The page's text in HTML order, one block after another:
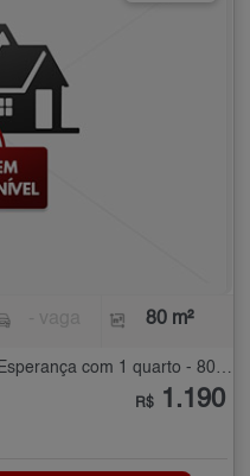
80 m²
Casa Térrea para Alugar na Vila Esperança com 1 quarto - 80 m²
R$ 1.190